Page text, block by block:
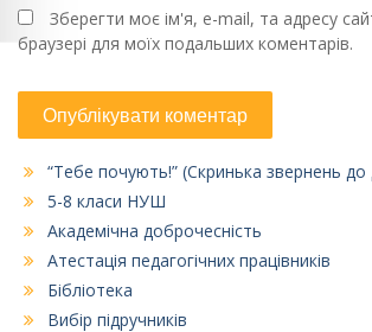
Зберегти моє ім'я, e-mail, та адресу
браузері для моїх подальших коментарів.
“Тебе почують!” (Скринька звернень
5-8 класи НУШ
Академічна доброчесність
Атестація педагогічних працівників
Бібліотека
Вибір підручників